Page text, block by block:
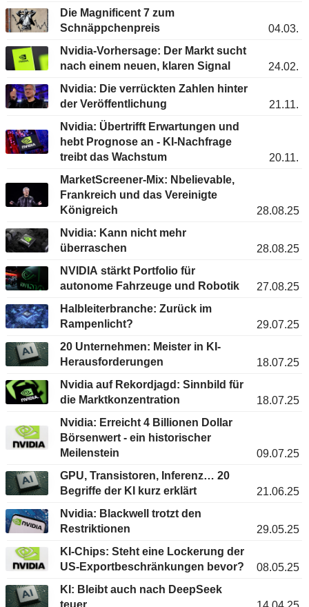
Die Magnificent 7 zum
Schnäppchenpreis
04.03.
Nvidia-Vorhersage: Der Markt sucht
nach einem neuen, klaren Signal
24.02.
Nvidia: Die verrückten Zahlen hinter
der Veröffentlichung
21.11.
Nvidia: Übertrifft Erwartungen und
hebt Prognose an - KI-Nachfrage
treibt das Wachstum
20.11.
MarketScreener-Mix: Nbelievable,
Frankreich und das Vereinigte
Königreich
28.08.25
Nvidia: Kann nicht mehr
überraschen
28.08.25
NVIDIA stärkt Portfolio für
autonome Fahrzeuge und Robotik
27.08.25
Halbleiterbranche: Zurück im
Rampenlicht?
29.07.25
20 Unternehmen: Meister in KI-
Herausforderungen
18.07.25
Nvidia auf Rekordjagd: Sinnbild für
die Marktkonzentration
18.07.25
Nvidia: Erreicht 4 Billionen Dollar
Börsenwert - ein historischer
Meilenstein
09.07.25
GPU, Transistoren, Inferenz… 20
Begriffe der KI kurz erklärt
21.06.25
Nvidia: Blackwell trotzt den
Restriktionen
29.05.25
KI-Chips: Steht eine Lockerung der
US-Exportbeschränkungen bevor?
08.05.25
KI: Bleibt auch nach DeepSeek